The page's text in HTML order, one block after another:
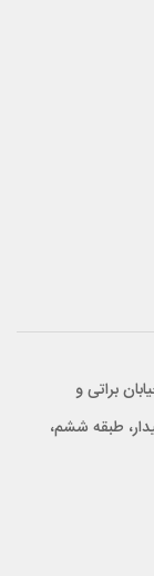
براتی و
ساختمان اسپیدار، طبقه ششم،